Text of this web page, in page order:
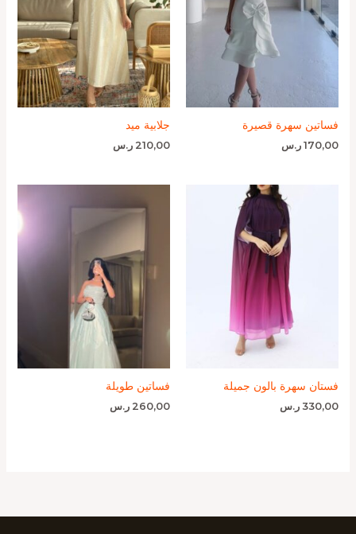
فساتين سهرة قصيرة
170,00 ر.س
جلابية ميد
210,00 ر.س
فستان سهرة بالون جميلة
330,00 ر.س
فساتين طويلة
260,00 ر.س